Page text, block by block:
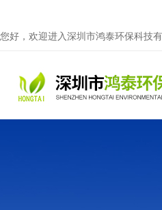
您好，欢迎进入深圳市鸿泰环保科技